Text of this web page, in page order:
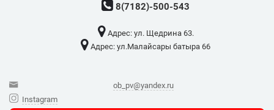
8(7182)-500-543
Адрес: ​ул. Щедрина 63.
Адрес: ​ул.Малайсары батыра 66
ob_pv@yandex.ru
Instagram